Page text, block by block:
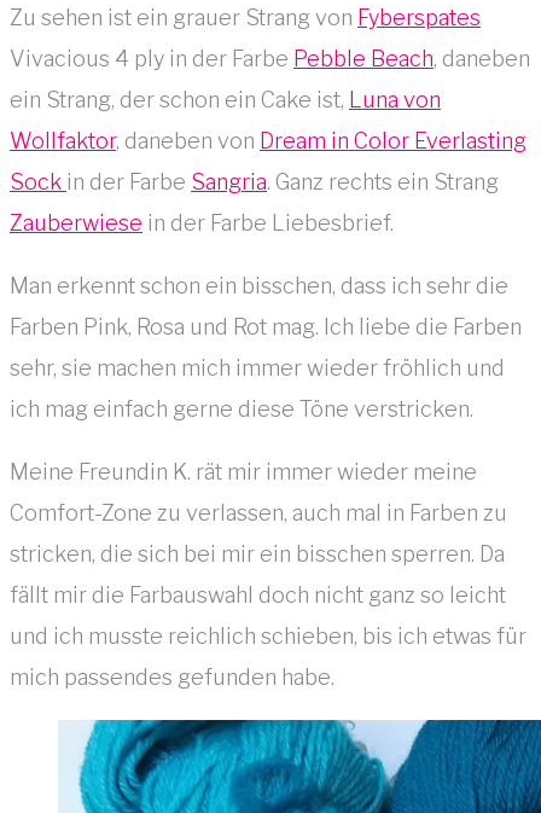
Zu sehen ist ein grauer Strang von Fyberspates
Vivacious 4 ply in der Farbe Pebble Beach, daneben
ein Strang, der schon ein Cake ist,
Luna von
Wollfaktor, daneben von Dream in Color Everlasting
Sock in der Farbe Sangria. Ganz rechts ein Strang
Zauberwiese in der Farbe Liebesbrief.
Man erkennt schon ein bisschen, dass ich sehr die
Farben Pink, Rosa und Rot mag. Ich liebe die Farben
sehr, sie machen mich immer wieder fröhlich und
ich mag einfach gerne diese Töne verstricken.
Meine Freundin K. rät mir immer wieder meine
Comfort-Zone zu verlassen, auch mal in Farben zu
stricken, die sich bei mir ein bisschen sperren. Da
fällt mir die Farbauswahl doch nicht ganz so leicht
und ich musste reichlich schieben, bis ich etwas für
mich passendes gefunden habe.